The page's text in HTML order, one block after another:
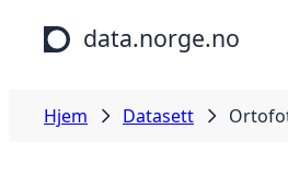
Hopp til hovedinnhold
data.norge.no
Hjem Datasett